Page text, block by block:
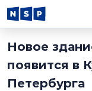
Новое
появится в
Петербурга